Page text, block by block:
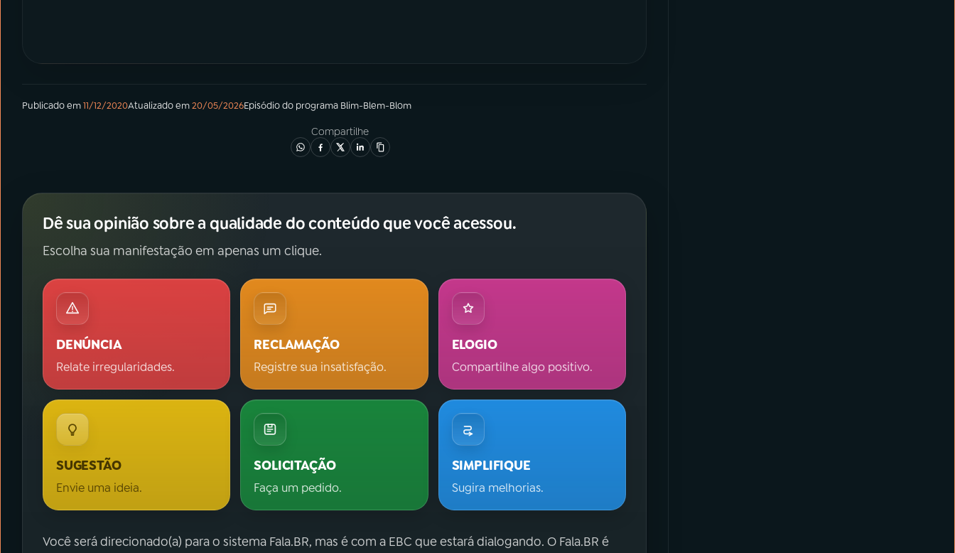
Publicado em11/12/2020Atualizado em20/05/2026Episódiodo programa Blim-Blem-Blom
Compartilhe
Dê sua opinião sobre a qualidade do conteúdo que você acessou.
Escolha sua manifestação em apenas um clique.
DENÚNCIA
Relate irregularidades.
RECLAMAÇÃO
Registre sua insatisfação.
ELOGIO
Compartilhe algo positivo.
SUGESTÃO
Envie uma ideia.
SOLICITAÇÃO
Faça um pedido.
SIMPLIFIQUE
Sugira melhorias.
Você será direcionado(a) para o sistema Fala.BR, mas é com a EBC que estará dialogando. O Fala.BR é